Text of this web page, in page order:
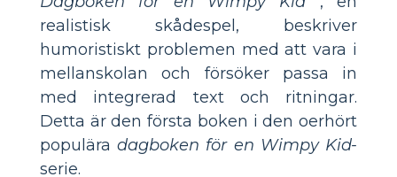
realistisk skådespel, beskriver
humoristiskt problemen med att vara i
mellanskolan och försöker passa in
med integrerad text och ritningar.
Detta är den första boken i den oerhört
populäradagboken för en Wimpy Kid-
serie.